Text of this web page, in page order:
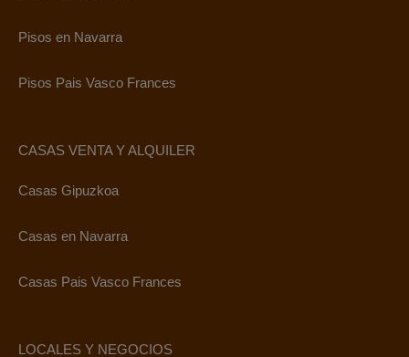
Pisos en Navarra
Pisos Pais Vasco Frances
CASAS VENTA Y ALQUILER
Casas Gipuzkoa
Casas en Navarra
Casas Pais Vasco Frances
LOCALES Y NEGOCIOS